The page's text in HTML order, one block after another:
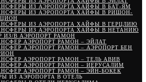
ИЗ АЭРОПОРТА ХАЙФЫ В БАТ-ЯМ
ИЗ АЭРОПОРТА ХАЙФЫ В РИШОН-
ИЗ АЭРОПОРТА ХАЙФЫ В ГЕРЦЛИЮ
ИЗ АЭРОПОРТА ХАЙФЫ В НЕТАНИЮ
ИЗ/В АЭРОПОРТ РАМОН
АЭРОПОРТ РАМОН – ЭЙЛАТ
АЭРОПОРТ РАМОН – АЭРОПОРТ БЕН
АЭРОПОРТ РАМОН – ТЕЛЬ АВИВ
АЭРОПОРТ РАМОН – ИЕРУСАЛИМ
АЭРОПОРТ РАМОН – ЭЙН-БОКЕК
ИЗ АЭРОПОРТА В ОТЕЛЬ